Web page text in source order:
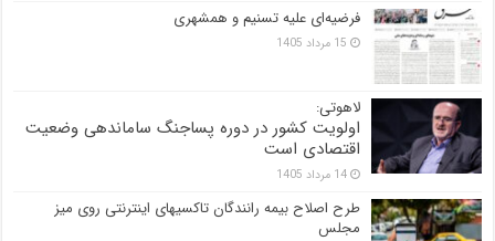
فرضیه‌ای علیه تسنیم و همشهری
15 مرداد 1405
لاهوتی:
اولویت کشور در دوره پساجنگ ساماندهی وضعیت
اقتصادی است
14 مرداد 1405
طرح اصلاح بیمه رانندگان تاکسیهای اینترنتی روی میز
مجلس